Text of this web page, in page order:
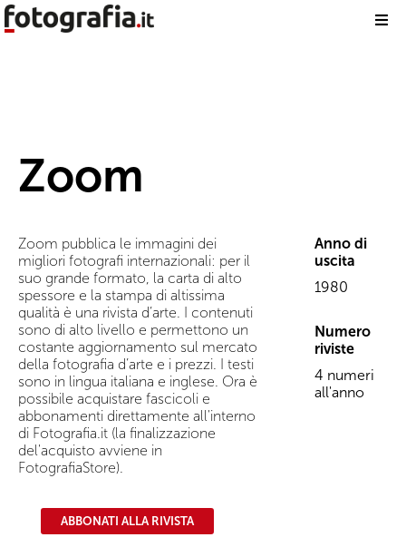
Zoom
Zoom pubblica le immagini dei
migliori fotografi internazionali: per il
suo grande formato, la carta di alto
spessore e la stampa di altissima
qualità è una rivista d’arte. I contenuti
sono di alto livello e permettono un
costante aggiornamento sul mercato
della fotografia d’arte e i prezzi. I testi
sono in lingua italiana e inglese. Ora è
possibile acquistare fascicoli e
abbonamenti direttamente all'interno
di Fotografia.it (la finalizzazione
del'acquisto avviene in
FotografiaStore).
ABBONATI ALLA RIVISTA
Anno di
uscita
1980
Numero
riviste
4 numeri
all'anno